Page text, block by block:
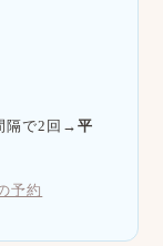
隔で2回→平
予約